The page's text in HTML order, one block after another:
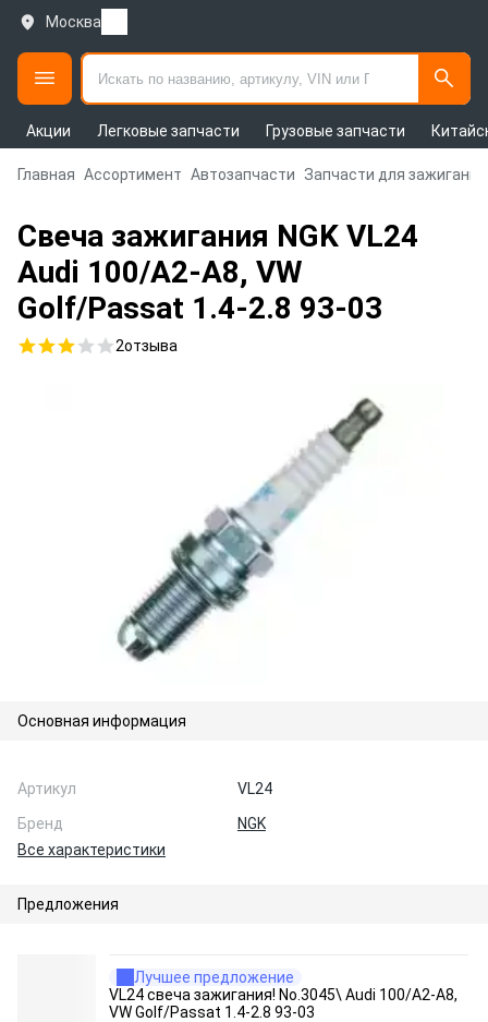
Москва
Акции Легковые запчасти Грузовые запчасти
Главная Ассортимент Автозапчасти Запчасти для
Свеча зажигания NGK VL24
Audi 100/A2-A8, VW
Golf/Passat 1.4-2.8 93-03
2отзыва
Основная информация
Артикул
VL24
Бренд
NGK
Все характеристики
Предложения
Лучшее предложение
VL24 свеча зажигания! No.3045\ Audi 100/A2-A8,
VW Golf/Passat 1.4-2.8 93-03